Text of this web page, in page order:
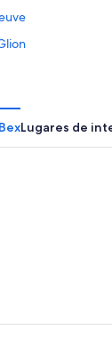
Lugares de